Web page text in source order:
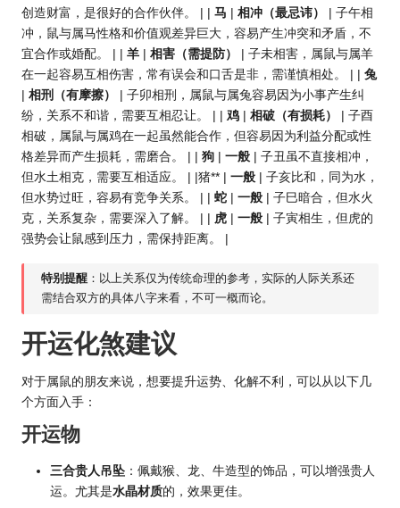
创造财富，是很好的合作伙伴。 | | 马 | 相冲（最忌讳）
| 子午相
冲，鼠与属马性格和价值观差异巨大，容易产生冲突和矛盾，不
宜合作或婚配。 | | 羊 | 相害（需提防）
| 子未相害，属鼠与属羊
在一起容易互相伤害，常有误会和口舌是非，需谨慎相处。 | | 兔
| 相刑（有摩擦）
| 子卯相刑，属鼠与属兔容易因为小事产生纠
纷，关系不和谐，需要互相忍让。 | | 鸡 | 相破（有损耗）
| 子酉
相破，属鼠与属鸡在一起虽然能合作，但容易因为利益分配或性
格差异而产生损耗，需磨合。 | | 狗 | 一般 | 子丑虽不直接相冲，
但水土相克，需要互相适应。 | |猪** | 一般 | 子亥比和，同为水，
但水势过旺，容易有竞争关系。 | | 蛇 | 一般 | 子巳暗合，但水火
克，关系复杂，需要深入了解。 | | 虎 | 一般 | 子寅相生，但虎的
强势会让鼠感到压力，需保持距离。 |
特别提醒 ：以上关系仅为传统命理的参考，实际的人际关系还
需结合双方的具体八字来看，不可一概而论。
开运化煞建议
对于属鼠的朋友来说，想要提升运势、化解不利，可以从以下几
个方面入手：
开运物
三合贵人吊坠 ：佩戴猴、龙、牛造型的饰品，可以增强贵人
运。尤其是水晶材质的，效果更佳。